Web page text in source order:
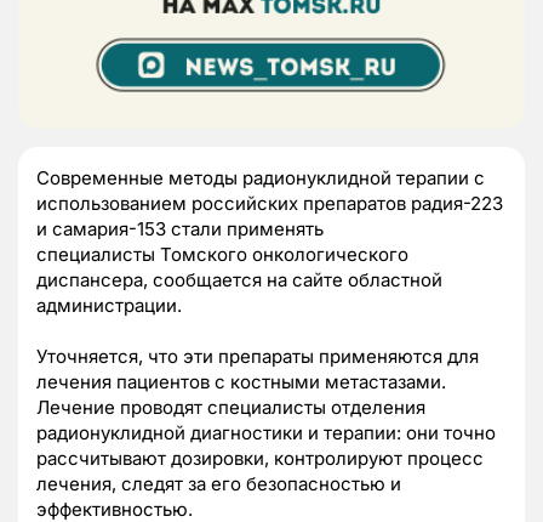
Современные методы радионуклидной терапии с
использованием российских препаратов радия-223
и самария-153 стали применять
специалисты Томского онкологического
диспансера, сообщается на сайте областной
администрации.
Уточняется, что эти препараты применяются для
лечения пациентов с костными метастазами.
Лечение проводят специалисты отделения
радионуклидной диагностики и терапии: они точно
рассчитывают дозировки, контролируют процесс
лечения, следят за его безопасностью и
эффективностью.